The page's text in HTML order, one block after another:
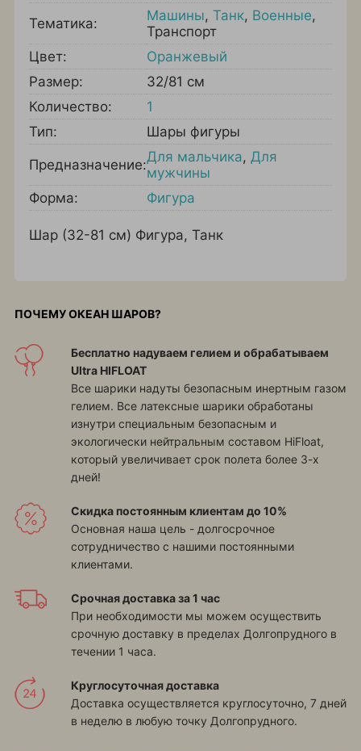
Тематика: Машины, Танк, Военные,
Транспорт
Цвет:
Оранжевый
Размер:
32/81 см
Количество:
1
Тип:
Шары фигуры
Предназначение:Для мальчика, Для
мужчины
Форма:
Фигура
Шар (32-81 см) Фигура, Танк
ПОЧЕМУ ОКЕАН ШАРОВ?
Бесплатно надуваем гелием и обрабатываем
Ultra HIFLOAT
Все шарики надуты безопасным инертным газом
гелием. Все латексные шарики обработаны
изнутри специальным безопасным и
экологически нейтральным составом HiFloat,
который увеличивает срок полета более 3-х
дней!
Скидка постоянным клиентам до 10%
Основная наша цель - долгосрочное
сотрудничество с нашими постоянными
клиентами.
Срочная доставка за 1 час
При необходимости мы можем осуществить
срочную доставку в пределах Долгопрудного в
течении 1 часа.
Круглосуточная доставка
Доставка осуществляется круглосуточно, 7 дней
в неделю в любую точку Долгопрудного.